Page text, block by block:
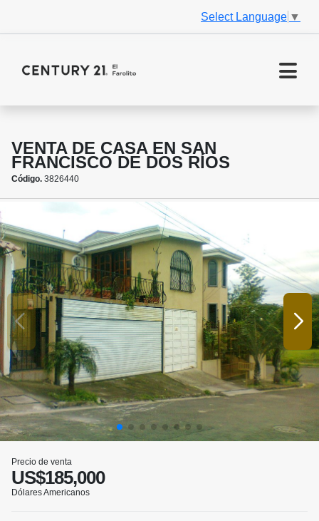
Select Language ▼
VENTA DE CASA EN SAN
FRANCISCO DE DOS RÍOS
Código. 3826440
Precio de venta
US$185,000
Dólares Americanos